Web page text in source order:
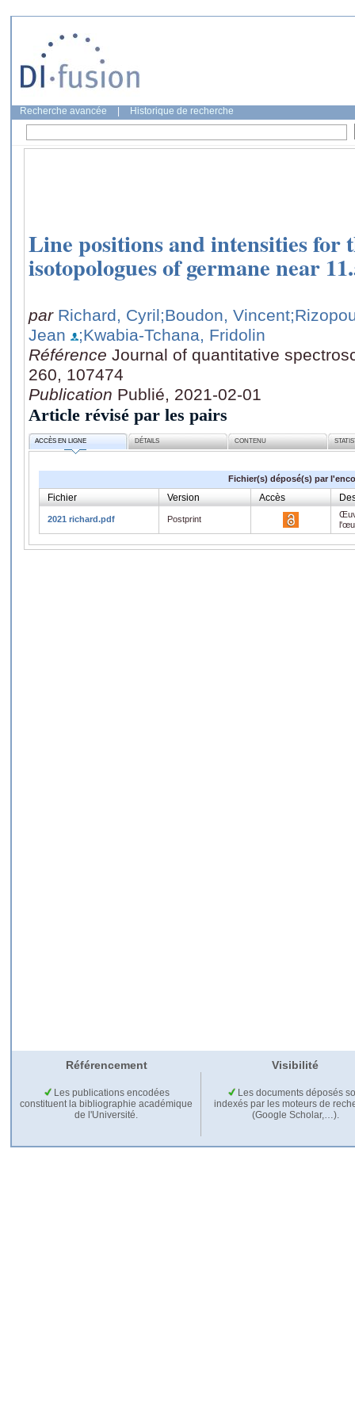
Recherche avancée Historique de recherche
Line positions and intensities for
isotopologues of germane near
par Richard, Cyril;Boudon, Vincent
Jean
;Kwabia-Tchana, Fridolin
Référence Journal of quantitative
260, 107474
Publication Publié, 2021-02-01
Article révisé par les pairs
ACCÈS EN LIGNE DÉTAILS CONTENU
Fichier(s) déposé(s) par
Fichier Version Accès
2021 richard.pdf Postprint
Référencement Visibilité
Les publications encodées
constituent la bibliographie académique
de l'Université.
Les documents déposés
indexés par les moteurs de
(Google Scholar,…).